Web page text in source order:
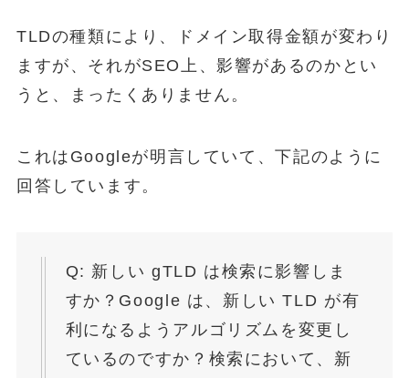
TLDの種類により、ドメイン取得金額が変わり
ますが、それがSEO上、影響があるのかとい
うと、まったくありません。
これはGoogleが明言していて、下記のように
回答しています。
Q: 新しい gTLD は検索に影響しま
すか？Google は、新しい TLD が有
利になるようアルゴリズムを変更し
ているのですか？検索において、新